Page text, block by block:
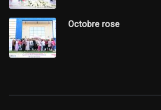
Octobre rose